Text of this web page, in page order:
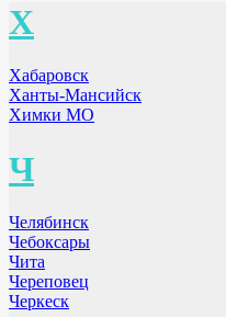
Х
Хабаровск
Ханты-Мансийск
Химки МО
Ч
Челябинск
Чебоксары
Чита
Череповец
Черкеск